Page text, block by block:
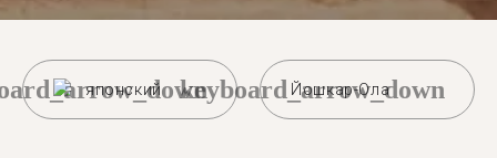
японский Йошкар-Ола
keyboard_arrow_down